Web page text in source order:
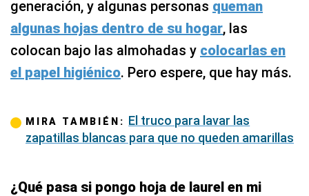
generación, y algunas personas queman
algunas hojas dentro de su hogar, las
colocan bajo las almohadas y colocarlas en
el papel higiénico. Pero espere, que hay más.
MIRA TAMBIÉN: El truco para lavar las
zapatillas blancas para que no queden amarillas
¿Qué pasa si pongo hoja de laurel en mi